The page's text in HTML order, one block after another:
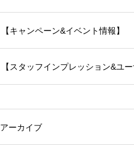
【キャンペーン&イベント情報】
【スタッフインプレッション&ユー
アーカイブ